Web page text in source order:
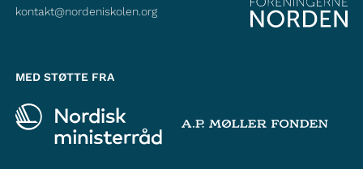
kontakt@nordeniskolen.org
MED STØTTE FRA